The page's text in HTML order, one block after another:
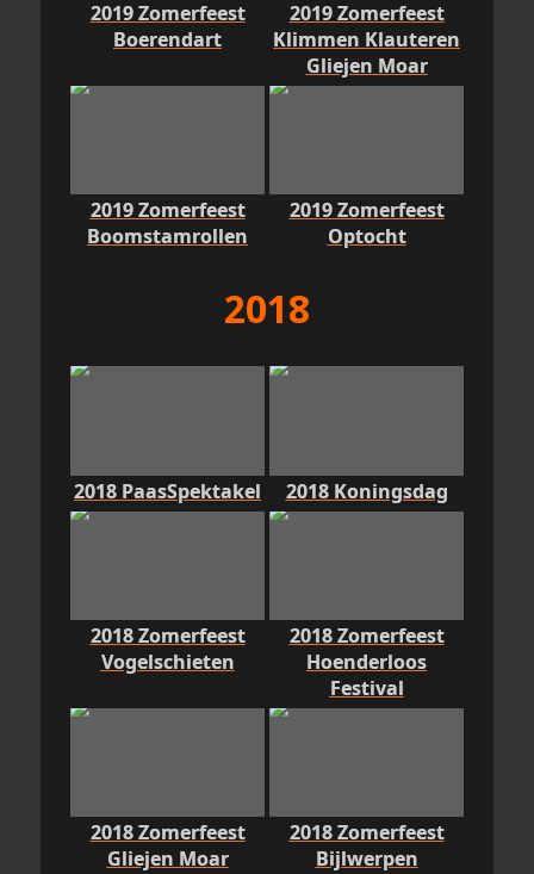
2019 Zomerfeest
Boerendart
2019 Zomerfeest
Klimmen Klauteren
Gliejen Moar
2019 Zomerfeest
Boomstamrollen
2019 Zomerfeest
Optocht
2018
2018 PaasSpektakel 2018 Koningsdag
2018 Zomerfeest
Vogelschieten
2018 Zomerfeest
Hoenderloos
Festival
2018 Zomerfeest
Gliejen Moar
2018 Zomerfeest
Bijlwerpen